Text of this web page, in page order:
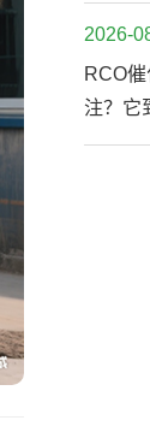
2026-
RCO
注？它